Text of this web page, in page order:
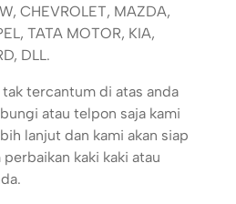
CHEVROLET, MAZDA,
TATA MOTOR, KIA,
DLL.
tercantum di atas anda
atau telpon saja kami
lanjut dan kami akan siap
kaki kaki atau